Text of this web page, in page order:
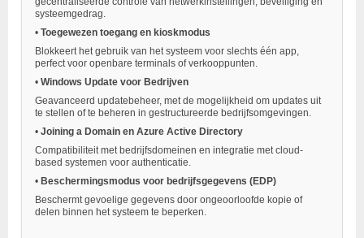
systeemgedrag.
• Toegewezen toegang en kioskmodus
Blokkeert het gebruik van het systeem voor slechts één app,
perfect voor openbare terminals of verkooppunten.
• Windows Update voor Bedrijven
Geavanceerd updatebeheer, met de mogelijkheid om updates uit
te stellen of te beheren in gestructureerde bedrijfsomgevingen.
• Joining a Domain en Azure Active Directory
Compatibiliteit met bedrijfsdomeinen en integratie met cloud-
based systemen voor authenticatie.
• Beschermingsmodus voor bedrijfsgegevens (EDP)
Beschermt gevoelige gegevens door ongeoorloofde kopie of
delen binnen het systeem te beperken.